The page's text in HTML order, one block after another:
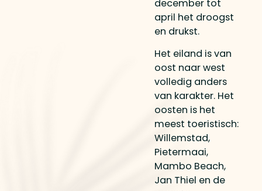
december tot
april het droogst
en drukst.
Het eiland is van
oost naar west
volledig anders
van karakter. Het
oosten is het
meest toeristisch:
Willemstad,
Pietermaai,
Mambo Beach,
Jan Thiel en de